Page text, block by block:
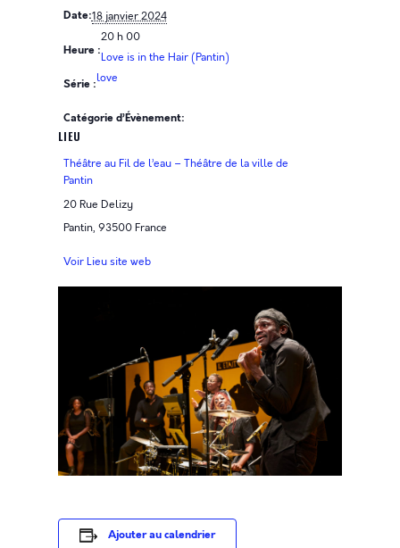
Date:18 janvier 2024
Heure :
20 h 00
Série :
Love is in the Hair (Pantin)
Catégorie d’Évènement:
love
LIEU
Théâtre au Fil de l’eau – Théâtre de la ville de
Pantin
20 Rue Delizy
Pantin, 93500 France
Voir Lieu site web
Ajouter au calendrier